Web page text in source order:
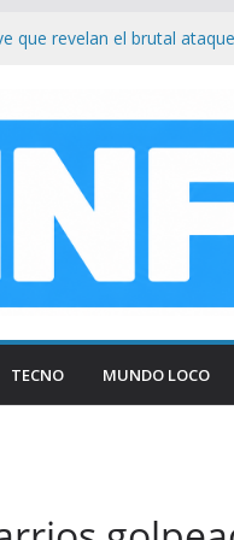
que revelan el brutal
«Que se Vayan
en Buenos Aires
el Congreso: Periodistas y
de seguridad en Buenos
Buenos Aires: Retiran
al Congreso
TECNO MUNDO LOCO